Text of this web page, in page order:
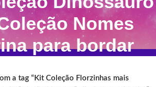
Nomes
para bordar
a tag “Kit Coleção Florzinhas mais